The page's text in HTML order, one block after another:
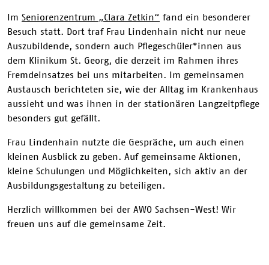
Im Seniorenzentrum „Clara Zetkin“ fand ein besonderer
Besuch statt. Dort traf Frau Lindenhain nicht nur neue
Auszubildende, sondern auch Pflegeschüler*innen aus
dem Klinikum St. Georg, die derzeit im Rahmen ihres
Fremdeinsatzes bei uns mitarbeiten. Im gemeinsamen
Austausch berichteten sie, wie der Alltag im Krankenhaus
aussieht und was ihnen in der stationären Langzeitpflege
besonders gut gefällt.
Frau Lindenhain nutzte die Gespräche, um auch einen
kleinen Ausblick zu geben. Auf gemeinsame Aktionen,
kleine Schulungen und Möglichkeiten, sich aktiv an der
Ausbildungsgestaltung zu beteiligen.
Herzlich willkommen bei der AWO Sachsen-West! Wir
freuen uns auf die gemeinsame Zeit.